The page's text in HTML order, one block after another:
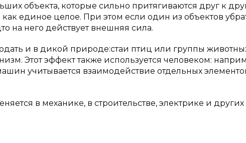
объекта, которые сильно притягиваются друг к
как единое целое. При этом если один из объектов
на него действует внешняя сила.
и в дикой природе:стаи птиц или группы
Этот эффект также используется человеком:
учитывается взаимодействие отдельных
в механике, в строительстве, электрике и других